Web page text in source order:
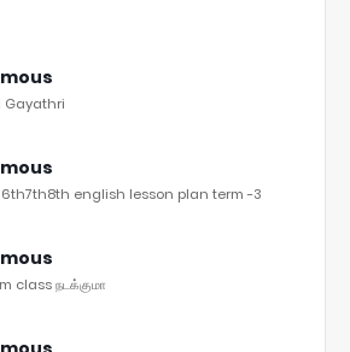
Gayathri
english lesson plan term -3
class நடக்குமா